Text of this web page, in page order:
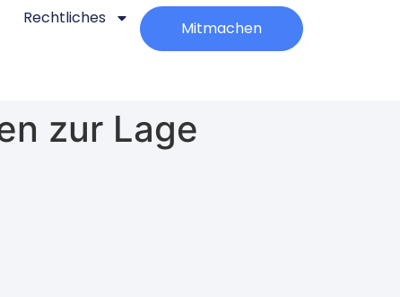
Rechtliches
Mitmachen
zur Lage